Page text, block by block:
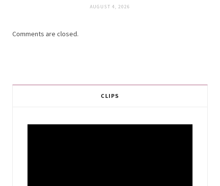
AUGUST 4, 2026
Comments are closed.
CLIPS